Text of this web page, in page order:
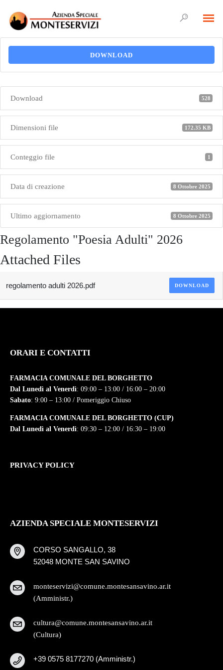
DOWNLOAD
Download 528
Dimensioni file 172.35 KB
Conteggio file 1
Data di creazione 8 Ottobre 2025
Ultimo aggiornamento 8 Ottobre 2025
Regolamento "Poesia Adulti" 2026
Attached Files
regolamento adulti 2026.pdf DOWNLOAD
ORARI E CONTATTI
FARMACIA COMUNALE DEL BORGHETTO
Dal Lunedì al Venerdì: 09:00 – 13:00 / 16:00 – 20:00
Sabato: 9:00 – 13:00 / Pomeriggio Chiuso
FARMACIA COMUNALE DEL BORGHETTO (CUP)
Dal Lunedì al Venerdì: 09:30 – 12:00 / 16:30 – 19:00
PRIVACY POLICY
AZIENDA SPECIALE MONTESERVIZI
CORSO SANGALLO, 38
52048 MONTE SAN SAVINO
monteservizi@comune.montesansavino.ar.it
(Amministr.)
cultura@comune.montesansavino.ar.it
(Cultura)
+39 0575 8177270 (Amministr.)